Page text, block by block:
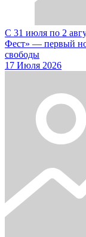
С 31 июля по 2
Фест» — первый
свободы
17 Июля 2026